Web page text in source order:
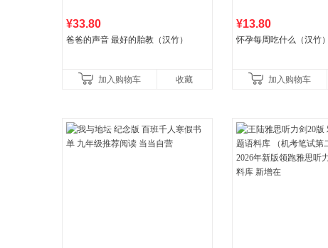
¥33.80
爸爸的声音 最好的胎教（汉竹）
加入购物车 收藏
¥13.80
怀孕每周吃什么（汉竹）
加入购物车